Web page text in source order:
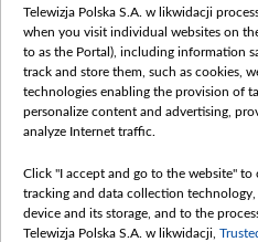
Белсат
Belsat
Telewizja Polska S.A. w likwidacji
when you visit individual websites on
to as the Portal), including information
track and store them, such as cookies,
technologies enabling the provision of
personalize content and advertising,
analyze Internet traffic.
Click "I accept and go to the website"
tracking and data collection
device and its storage, and to the
Telewizja Polska S.A. w likwidacji,